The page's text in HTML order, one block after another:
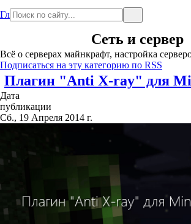
Главная
Сеть и сервер
Всё о серверах майнкрафт, настройка
Подписаться на эту категорию по RSS
Плагин "Anti X-ray" для
Дата
публикации
Сб., 19 Апреля 2014 г.